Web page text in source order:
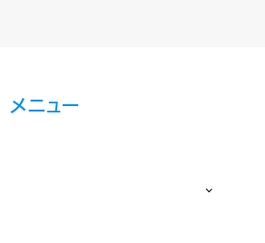
メニュー